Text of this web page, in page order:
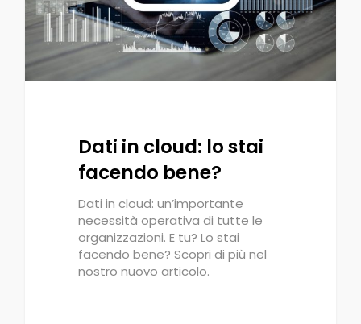
Dati in cloud: lo stai
facendo bene?
Dati in cloud: un’importante
necessità operativa di tutte le
organizzazioni. E tu? Lo stai
facendo bene? Scopri di più nel
nostro nuovo articolo.